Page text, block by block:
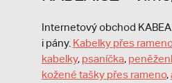
Internetový obchod
i pány. Kabelky přes rameno
kabelky, psaníčka,
kožené tašky přes rameno,